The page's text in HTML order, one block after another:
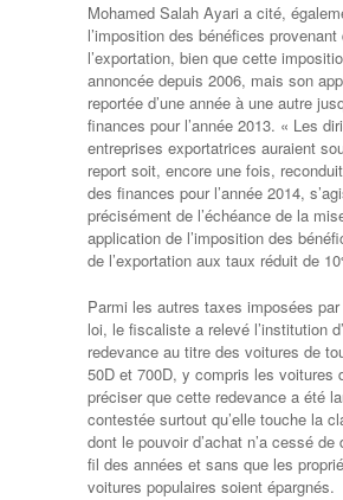
Mohamed Salah Ayari a cité,
l’imposition des bénéfices provenant
l’exportation, bien que cette
annoncée depuis 2006, mais son
reportée d’une année à une autre
finances pour l’année 2013. « Les
entreprises exportatrices auraient
report soit, encore une fois,
des finances pour l’année 2014,
précisément de l’échéance de la
application de l’imposition des
de l’exportation aux taux réduit de
Parmi les autres taxes imposées
loi, le fiscaliste a relevé l’institution
redevance au titre des voitures de
50D et 700D, y compris les voitures
préciser que cette redevance a été
contestée surtout qu’elle touche la
dont le pouvoir d’achat n’a cessé de
fil des années et sans que les
voitures populaires soient épargnés.